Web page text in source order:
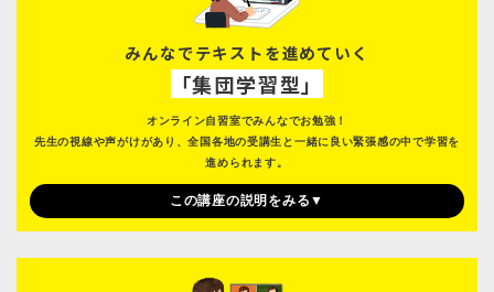
みんなでテキストを進めていく
「集団学習型」
オンライン自習室でみんなでお勉強！
先生の視線や声がけがあり、全国各地の受講生と一緒に良い緊張感の中で学習を
進められます。
この講座の説明をみる▼